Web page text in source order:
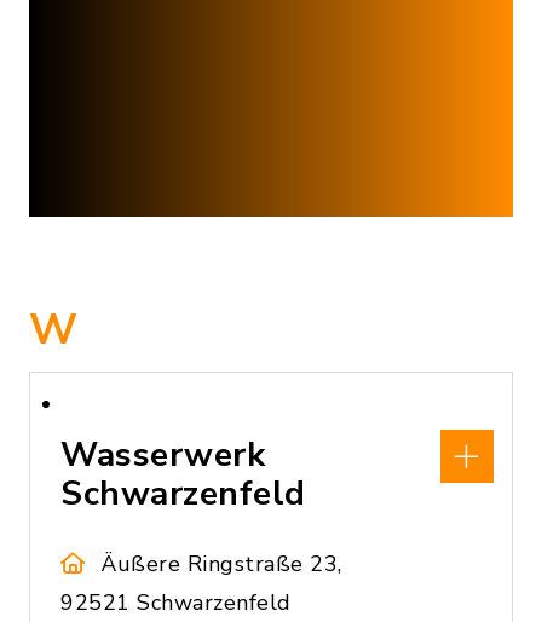
W
Wasserwerk
Schwarzenfeld
Äußere Ringstraße 23,
92521 Schwarzenfeld